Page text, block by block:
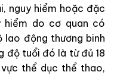
nguy hiểm hoặc đặc
hiểm do cơ quan có
lao động thương binh
độ tuổi đó là từ đủ 18
thể dục thể thao,